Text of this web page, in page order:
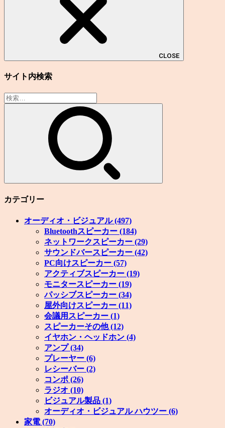
CLOSE
サイト内検索
検
索:
カテゴリー
オーディオ・ビジュアル(497)
Bluetoothスピーカー (184)
ネットワークスピーカー (29)
サウンドバースピーカー (42)
PC向けスピーカー (57)
アクティブスピーカー (19)
モニタースピーカー (19)
パッシブスピーカー (34)
屋外向けスピーカー (11)
会議用スピーカー (1)
スピーカーその他(12)
イヤホン・ヘッドホン (4)
アンプ(34)
プレーヤー (6)
レシーバー (2)
コンポ (26)
ラジオ (10)
ビジュアル製品 (1)
オーディオ・ビジュアル ハウツー (6)
家電(70)